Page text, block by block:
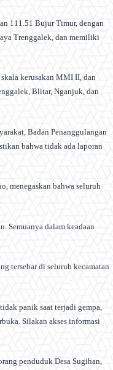
111.51 Bujur Timur, dengan
Trenggalek, dan memiliki
kerusakan MMI II, dan
Blitar, Nganjuk, dan
Badan Penanggulangan
bahwa tidak ada laporan
menegaskan bahwa seluruh
Semuanya dalam keadaan
tersebar di seluruh kecamatan
panik saat terjadi gempa,
Silakan akses informasi
penduduk Desa Sugihan,